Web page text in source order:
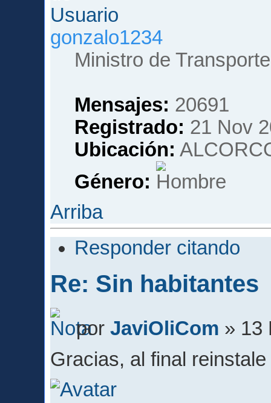
gonzalo1234
Ministro de Transporte
Mensajes: 20691
Registrado: 21 Nov
Ubicación:
Género:
Arriba
Responder citando
Re: Sin habitantes
porJaviOliCom » 13
Gracias, al final